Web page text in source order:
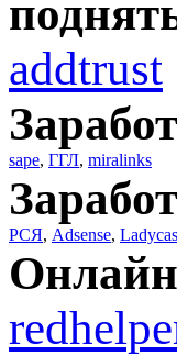
addtrust
sape, ГГЛ, miralinks
РСЯ, Adsense,